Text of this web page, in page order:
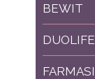
BEWIT
DUOLIFE
FARMASI